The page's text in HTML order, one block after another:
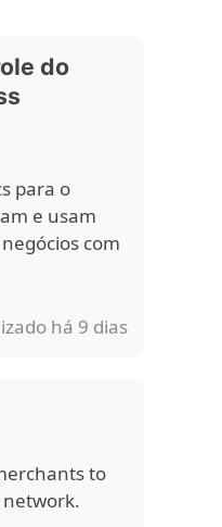
do
para o
e usam
com
há 9 dias
to
network.